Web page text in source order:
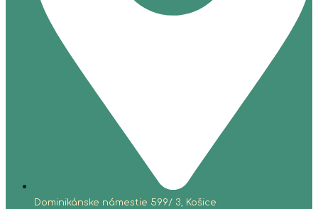
Dominikánske námestie 599/ 3, Košice